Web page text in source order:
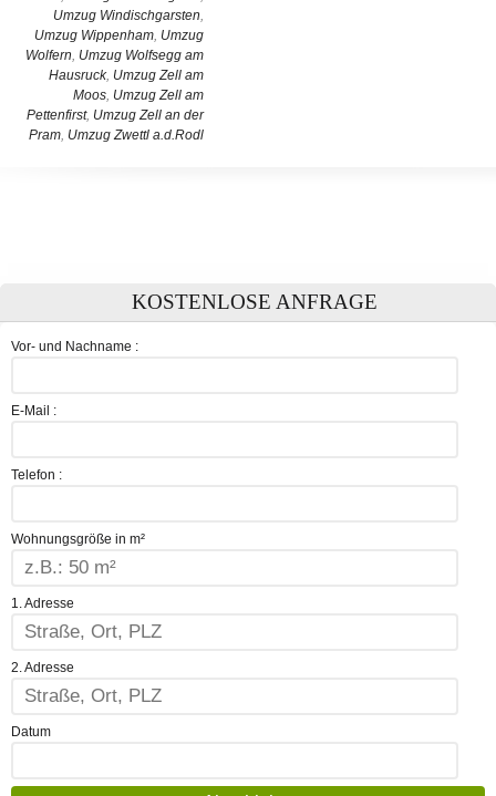
Umzug Windischgarsten,
Umzug Wippenham, Umzug
Wolfern, Umzug Wolfsegg am
Hausruck, Umzug Zell am
Moos, Umzug Zell am
Pettenfirst, Umzug Zell an der
Pram, Umzug Zwettl a.d.Rodl
KOSTENLOSE ANFRAGE
Vor- und Nachname :
E-Mail :
Telefon :
Wohnungsgröße in m²
1. Adresse
2. Adresse
Datum